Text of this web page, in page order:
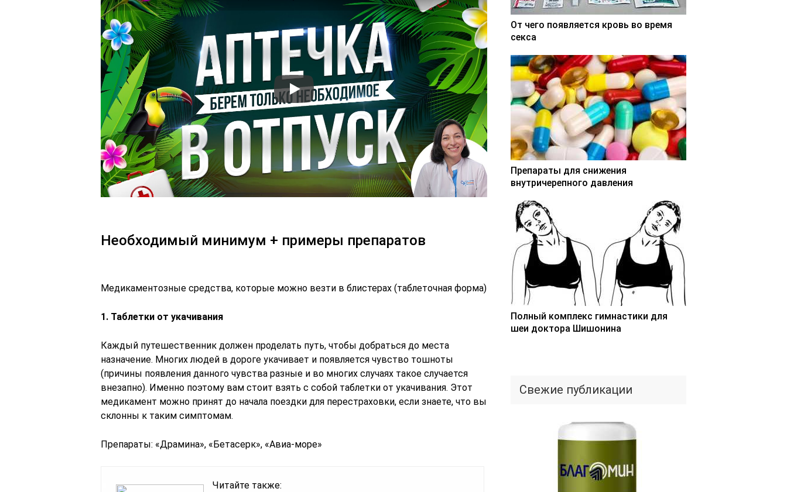
Необходимый минимум + примеры препаратов
Медикаментозные средства, которые можно везти в блистерах (таблеточная форма)
1. Таблетки от укачивания
Каждый путешественник должен проделать путь, чтобы добраться до места
назначение. Многих людей в дороге укачивает и появляется чувство тошноты
(причины появления данного чувства разные и во многих случаях такое случается
внезапно). Именно поэтому вам стоит взять с собой таблетки от укачивания. Этот
медикамент можно принят до начала поездки для перестраховки, если знаете, что вы
склонны к таким симптомам.
Препараты: «Драмина», «Бетасерк», «Авиа-море»
Читайте также:
От чего появляется кровь во время
секса
Препараты для снижения
внутричерепного давления
Полный комплекс гимнастики для
шеи доктора Шишонина
Свежие публикации